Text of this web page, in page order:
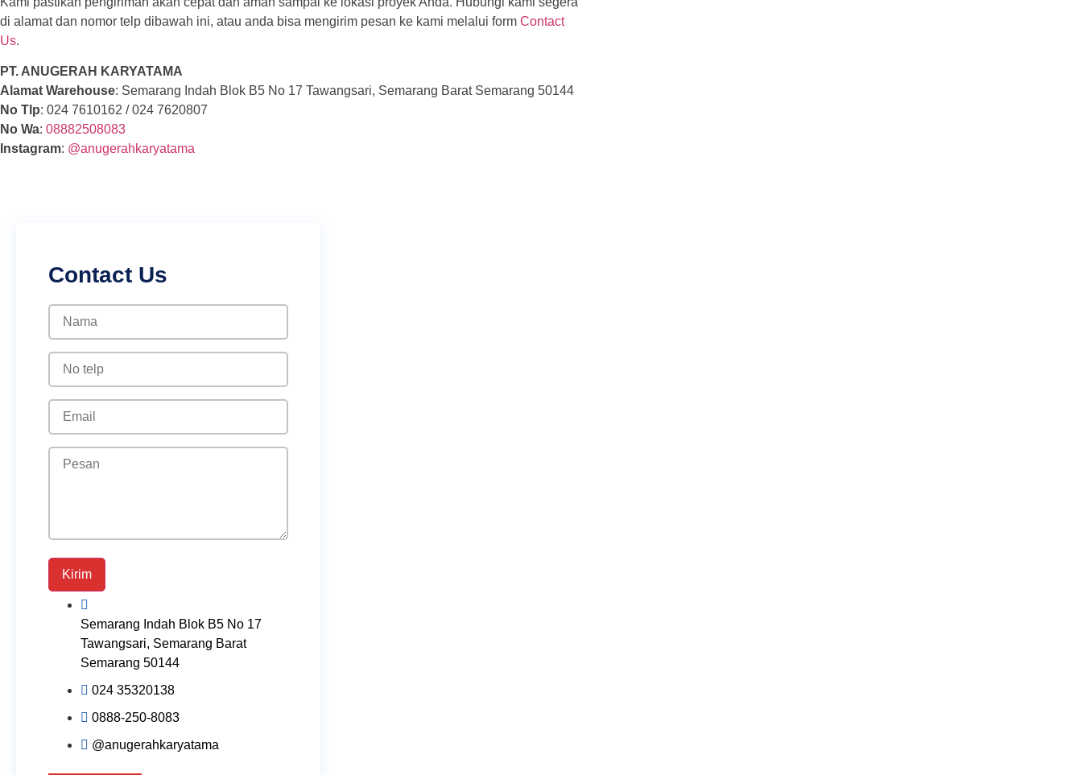
di alamat dan nomor telp dibawah ini, atau anda bisa mengirim pesan ke kami melalui form Contact
Us.
PT. ANUGERAH KARYATAMA
Alamat Warehouse: Semarang Indah Blok B5 No 17 Tawangsari, Semarang Barat Semarang 50144
No Tlp: 024 7610162 / 024 7620807
No Wa: 08882508083
Instagram: @anugerahkaryatama
Contact Us
Kirim
Semarang Indah Blok B5 No 17
Tawangsari, Semarang Barat
Semarang 50144
024 35320138
0888-250-8083
@anugerahkaryatama